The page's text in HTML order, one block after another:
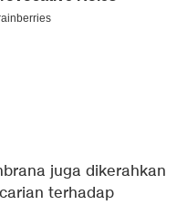
juga dikerahkan
terhadap